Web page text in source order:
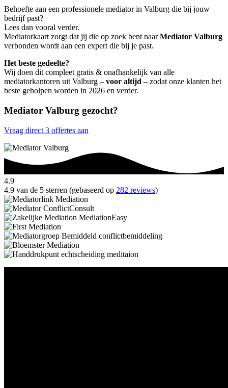
Behoefte aan een professionele mediator in Valburg die bij jouw
bedrijf past?
Lees dan vooral verder.
Mediatorkaart zorgt dat jij die op zoek bent naarMediator Valburg
verbonden wordt aan een expert die bij je past.
Het beste gedeelte?
Wij doen dit compleet gratis & onafhankelijk van alle
mediatorkantoren uit Valburg – voor altijd – zodat onze klanten het
beste geholpen worden in 2026 en verder.
Mediator Valburg gezocht?
Vraag direct 3 offertes aan
4.9
4.9 van de 5 sterren (gebaseerd op 282 reviews)